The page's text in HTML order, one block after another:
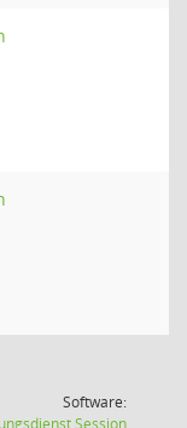
Software:
Session(Wird in